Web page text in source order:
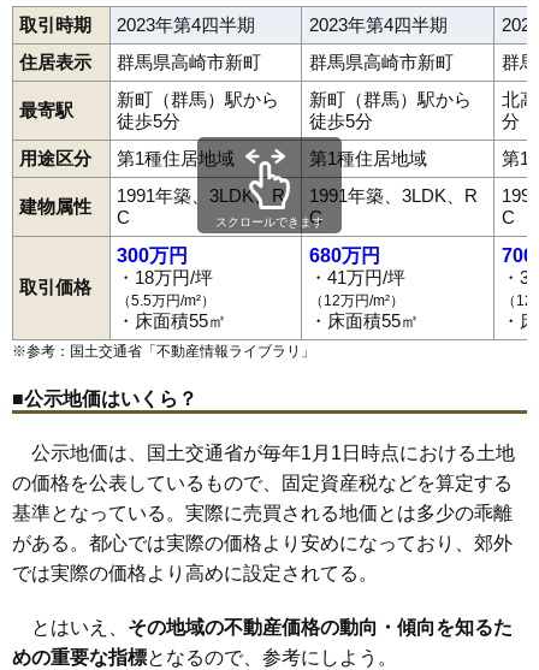
取引時期 2023年第4四半期 2023年第4四半期
住居表示
群馬県高崎市新町 群馬県高崎市新町 群
最寄駅
新町（群馬）駅から
徒歩5分
新町（群馬）駅から
徒歩5分
北
分
用途区分
第1種住居地域 第1種住居地域 第1
建物属性
1991年築、3LDK、R
C
1991年築、3LDK、R
C
C
取引価格
300万円
・18万円/坪
（5.5万円/m²）
・床面積55㎡
680万円
・41万円/坪
（12万円/m²）
・床面積55㎡
700
・
（
・
スクロールできます
※参考：国土交通省「 不動産情報ライブラリ 」
■公示地価はいくら？
公示地価は、国土交通省が毎年1月1日時点における土地
の価格を公表しているもので、固定資産税などを算定する
基準となっている。実際に売買される地価とは多少の乖離
がある。都心では実際の価格より安めになっており、郊外
では実際の価格より高めに設定されてる。
とはいえ、 その地域の不動産価格の動向・傾向を知るた
めの重要な指標となるので、参考にしよう。